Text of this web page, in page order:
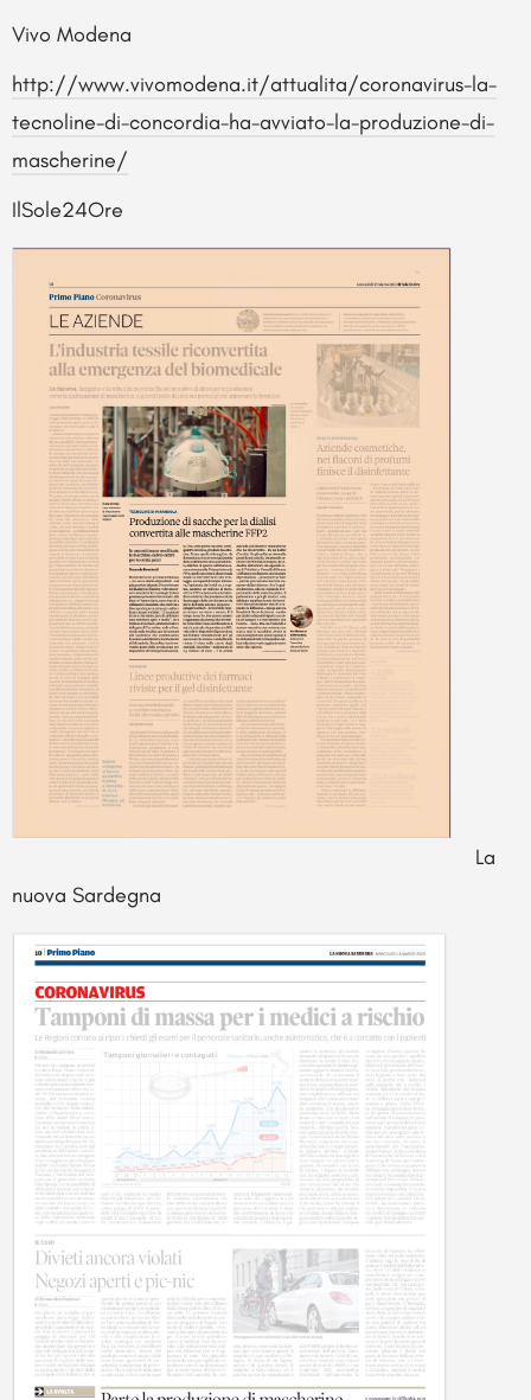
Vivo Modena
http://www.vivomodena.it/attualita/coronavirus-la-
tecnoline-di-concordia-ha-avviato-la-produzione-di-
mascherine/
IlSole24Ore
La
nuova Sardegna